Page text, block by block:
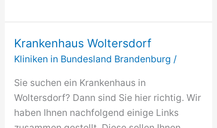
Krankenhaus Woltersdorf
Kliniken in Bundesland Brandenburg /
Sie suchen ein Krankenhaus in
Woltersdorf? Dann sind Sie hier richtig. Wir
haben Ihnen nachfolgend einige Links